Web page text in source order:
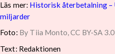
Läs mer: Historisk återbetalning –
miljarder
Foto: By Tiia Monto, CC BY-SA 3.0
Text: Redaktionen